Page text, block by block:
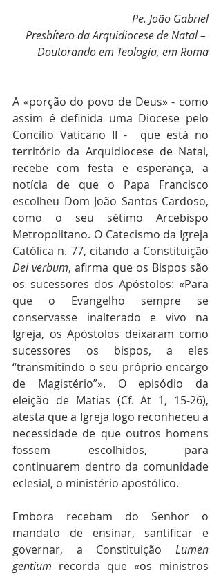
Pe. João Gabriel
Presbítero da Arquidiocese de Natal –
Doutorando em Teologia, em Roma
A «porção do povo de Deus» - como
assim é definida uma Diocese pelo
Concílio Vaticano II -  que está no
território da Arquidiocese de Natal,
recebe com festa e esperança, a
notícia de que o Papa Francisco
escolheu Dom João Santos Cardoso,
como o seu sétimo Arcebispo
Metropolitano. O Catecismo da Igreja
Dei verbum, afirma que os Bispos são
os sucessores dos Apóstolos: «Para
que o Evangelho sempre se
conservasse inalterado e vivo na
Igreja, os Apóstolos deixaram como
sucessores os bispos, a eles
“transmitindo o seu próprio encargo
de Magistério”». O episódio da
eleição de Matias (Cf. At 1, 15-26),
atesta que a Igreja logo reconheceu a
necessidade de que outros homens
fossem escolhidos, para
continuarem dentro da comunidade
eclesial, o ministério apostólico.
Embora recebam do Senhor o
mandato de ensinar, santificar e
governar, a Constituição Lumen
gentium recorda que «os ministros